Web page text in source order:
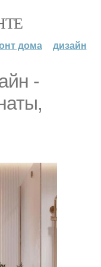
дома дизайн
-